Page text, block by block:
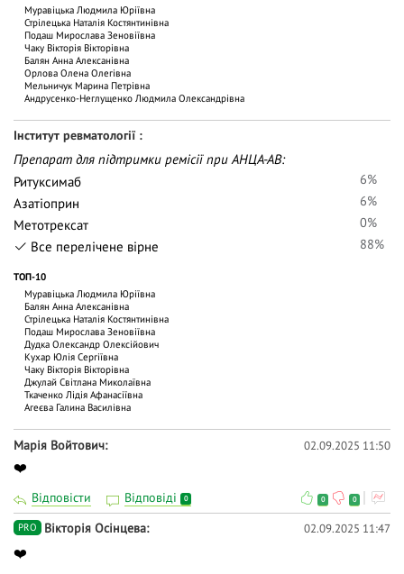
Муравіцька Людмила Юріївна
Стрілецька Наталія Костянтинівна
Подаш Мирослава Зеновіївна
Чаку Вiкторiя Вiкторiвна
Балян Анна Алексанівна
Орлова Олена Олегівна
Мельничук Марина Петрівна
Андрусенко-Неглущенко Людмила Олександрівна
Інститут ревматології
Препарат для підтримки ремісії при АНЦА-АВ:
Ритуксимаб
6%
Азатіоприн
6%
Метотрексат
0%
Все перелічене вірне
88%
ТОП-10
Муравіцька Людмила Юріївна
Балян Анна Алексанівна
Стрілецька Наталія Костянтинівна
Подаш Мирослава Зеновіївна
Дудка Олександр Олексійович
Кухар Юлія Сергіївна
Чаку Вiкторiя Вiкторiвна
Джулай Світлана Миколаївна
Ткаченко Лідія Афанасіївна
Агеєва Галина Василівна
Марія Войтович 02.09.2025 11:50
❤️
Відповісти Відповіді 0 0 0
PRO Вікторія Осінцева 02.09.2025 11:47
❤️